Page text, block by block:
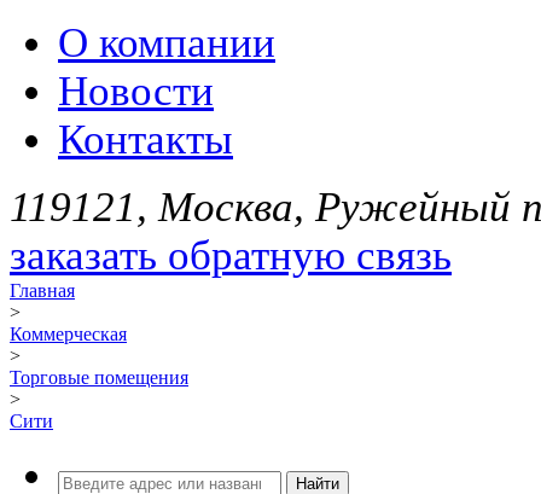
О компании
Новости
Контакты
119121, Москва, Ружейный
заказать обратную связь
Главная
>
Коммерческая
>
Торговые помещения
>
Сити